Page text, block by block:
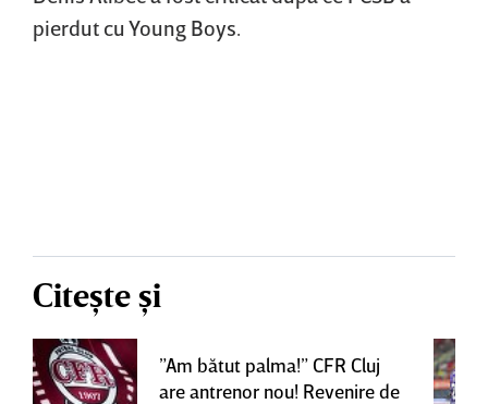
pierdut cu Young Boys.
Citește și
”Am bătut palma!” CFR Cluj
are antrenor nou! Revenire de